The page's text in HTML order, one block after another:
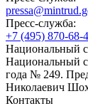
Пресс-служба:
+7 (495) 870-68-
Национальный
Национальный
года № 249.
Николаевич
Контакты